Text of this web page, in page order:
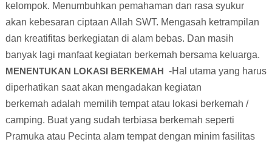
kelompok. Menumbuhkan pemahaman dan rasa syukur
akan kebesaran ciptaan Allah SWT. Mengasah ketrampilan
dan kreatifitas berkegiatan di alam bebas. Dan masih
banyak lagi manfaat kegiatan berkemah bersama keluarga.
MENENTUKAN LOKASI BERKEMAH -Hal utama yang harus
diperhatikan saat akan mengadakan kegiatan
berkemah adalah memilih tempat atau lokasi berkemah /
camping. Buat yang sudah terbiasa berkemah seperti
Pramuka atau Pecinta alam tempat dengan minim fasilitas